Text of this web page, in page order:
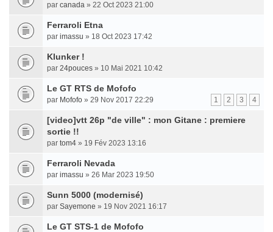
par canada » 22 Oct 2023 21:00
Ferraroli Etna
par imassu » 18 Oct 2023 17:42
Klunker !
par 24pouces » 10 Mai 2021 10:42
Le GT RTS de Mofofo
1 2 3 4
par Mofofo » 29 Nov 2017 22:29
[video]vtt 26p "de ville" : mon Gitane : premiere
sortie !!
par tom4 » 19 Fév 2023 13:16
Ferraroli Nevada
par imassu » 26 Mar 2023 19:50
Sunn 5000 (modernisé)
par Sayemone » 19 Nov 2021 16:17
Le GT STS-1 de Mofofo